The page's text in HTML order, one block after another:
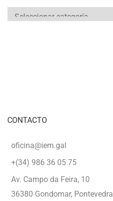
Categorías
CONTACTO
oficina@iem.gal
+(34) 986 36 05 75
Av. Campo da Feira, 10
36380 Gondomar, Pontevedra